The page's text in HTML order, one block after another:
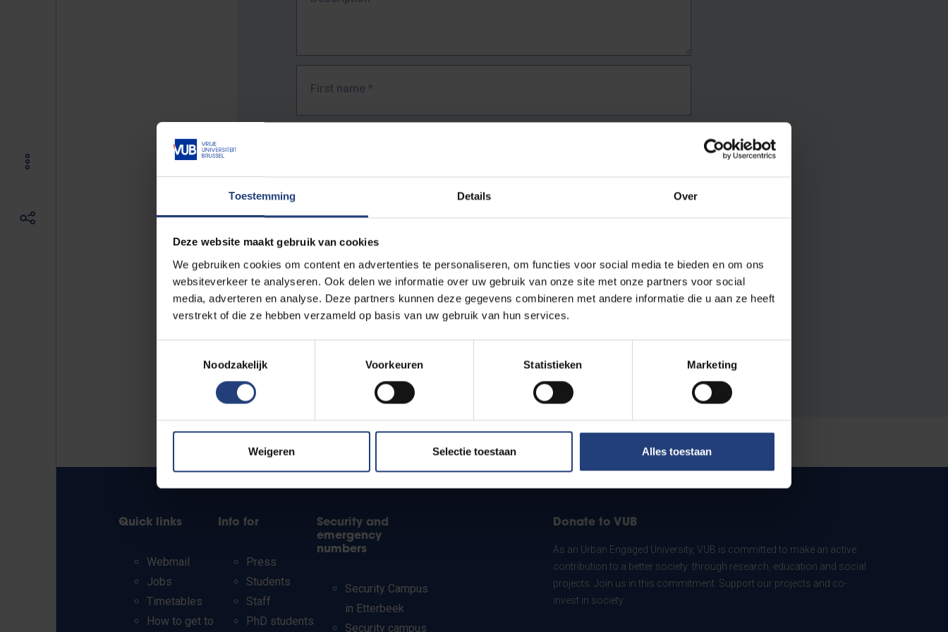
Toestemming Details Over
Deze website maakt gebruik van cookies
We gebruiken cookies om content en advertenties te personaliseren, om functies voor social media te bieden en om ons
websiteverkeer te analyseren. Ook delen we informatie over uw gebruik van onze site met onze partners voor social
media, adverteren en analyse. Deze partners kunnen deze gegevens combineren met andere informatie die u aan ze heeft
verstrekt of die ze hebben verzameld op basis van uw gebruik van hun services.
Noodzakelijk
Voorkeuren Statistieken Marketing
Weigeren Selectie toestaan Alles toestaan
First name *
The full URL of the page where you encountered the error.
E.g. https://www.vub.be/nl/studeren-aan-de-vub/alle-opleidingen
Quick links
Webmail
Jobs
Timetables
How to get to
Info for
Press
Students
Staff
PhD students
Security and
emergency
numbers
Security Campus
in Etterbeek
Security campus
Donate to VUB
As an Urban Engaged University, VUB is committed to make an active
contribution to a better society: through research, education and social
projects. Join us in this commitment. Support our projects and co-
invest in society.